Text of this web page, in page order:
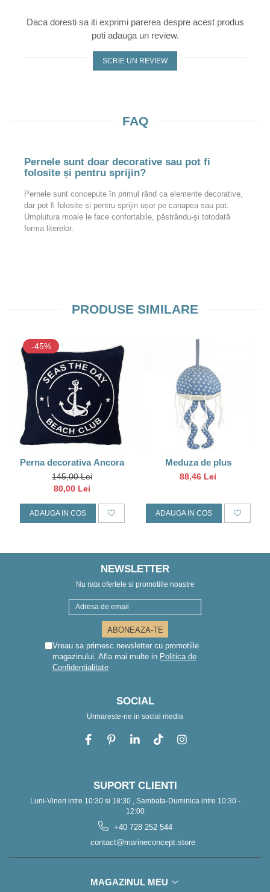
Daca doresti sa iti exprimi parerea despre acest produs
poti adauga un review.
SCRIE UN REVIEW
FAQ
Pernele sunt doar decorative sau pot fi
folosite și pentru sprijin?
Pernele sunt concepute în primul rând ca elemente decorative,
dar pot fi folosite și pentru sprijin ușor pe canapea sau pat.
Umplutura moale le face confortabile, păstrându-și totodată
forma literelor.
PRODUSE SIMILARE
-45%
Perna decorativa Ancora
145,00 Lei
80,00 Lei
ADAUGA IN COS
Meduza de plus
88,46 Lei
ADAUGA IN COS
NEWSLETTER
Nu rata ofertele si promotiile noastre
Vreau sa primesc newsletter cu promotiile
magazinului. Afla mai multe in Politica de
Confidentialitate
SOCIAL
Urmareste-ne in social media
SUPORT CLIENTI
Luni-Vineri intre 10:30 si 18:30 , Sambata-Duminica intre 10:30 -
12:00
+40 728 252 544
contact@marineconcept.store
MAGAZINUL MEU